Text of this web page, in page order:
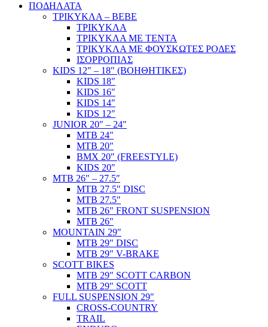
ΠΟΔΗΛΑΤΑ
ΤΡΙΚΥΚΛΑ – BEBE
ΤΡΙΚΥΚΛΑ
ΤΡΙΚΥΚΛΑ ΜΕ ΤΕΝΤΑ
ΤΡΙΚΥΚΛΑ ΜΕ ΦΟΥΣΚΩΤΕΣ ΡΟΔΕΣ
ΙΣΟΡΡΟΠΙΑΣ
KIDS 12″ – 18″ (ΒΟΗΘΗΤΙΚΕΣ)
KIDS 18″
KIDS 16″
KIDS 14″
KIDS 12″
JUNIOR 20″ – 24″
MTB 24″
MTB 20″
BMX 20″ (FREESTYLE)
KIDS 20″
MTB 26″ – 27.5″
MTB 27.5″ DISC
MTB 27.5″
MTB 26″ FRONT SUSPENSION
MTB 26″
MOUNTAIN 29″
MTB 29″ DISC
MTB 29″ V-BRAKE
SCOTT BIKES
MTB 29″ SCOTT CARBON
MTB 29″ SCOTT
FULL SUSPENSION 29″
CROSS-COUNTRY
TRAIL